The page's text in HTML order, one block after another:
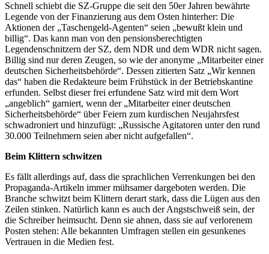
Schnell schiebt die SZ-Gruppe die seit den 50er Jahren bewährte
Legende von der Finanzierung aus dem Osten hinterher: Die
Aktionen der „Taschengeld-Agenten“ seien „bewußt klein und
billig“. Das kann man von den pensionsberechtigten
Legendenschnitzern der SZ, dem NDR und dem WDR nicht sagen.
Billig sind nur deren Zeugen, so wie der anonyme „Mitarbeiter einer
deutschen Sicherheitsbehörde“. Dessen zitierten Satz „Wir kennen
das“ haben die Redakteure beim Frühstück in der Betriebskantine
erfunden. Selbst dieser frei erfundene Satz wird mit dem Wort
„angeblich“ garniert, wenn der „Mitarbeiter einer deutschen
Sicherheitsbehörde“ über Feiern zum kurdischen Neujahrsfest
schwadroniert und hinzufügt: „Russische Agitatoren unter den rund
30.000 Teilnehmern seien aber nicht aufgefallen“.
Beim Klittern schwitzen
Es fällt allerdings auf, dass die sprachlichen Verrenkungen bei den
Propaganda-Artikeln immer mühsamer dargeboten werden. Die
Branche schwitzt beim Klittern derart stark, dass die Lügen aus den
Zeilen stinken. Natürlich kann es auch der Angstschweiß sein, der
die Schreiber heimsucht. Denn sie ahnen, dass sie auf verlorenem
Posten stehen: Alle bekannten Umfragen stellen ein gesunkenes
Vertrauen in die Medien fest.